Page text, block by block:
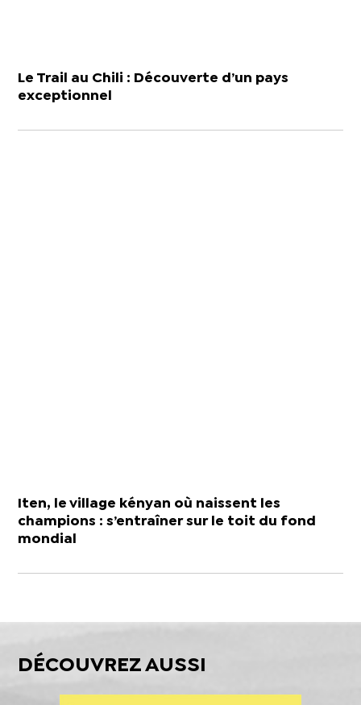
Le Trail au Chili : Découverte d’un pays
exceptionnel
Iten, le village kényan où naissent les
champions : s’entraîner sur le toit du fond
mondial
DÉCOUVREZ AUSSI